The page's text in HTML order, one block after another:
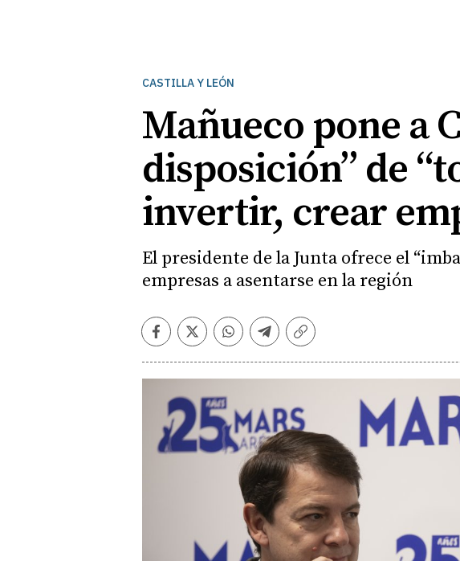
CASTILLA Y LEÓN
Mañueco pone a
disposición” de
invertir, crear
El presidente de la Junta ofrece el
empresas a asentarse en la región
Facebook
TwitterWhatsapp
Telegram
Copiar